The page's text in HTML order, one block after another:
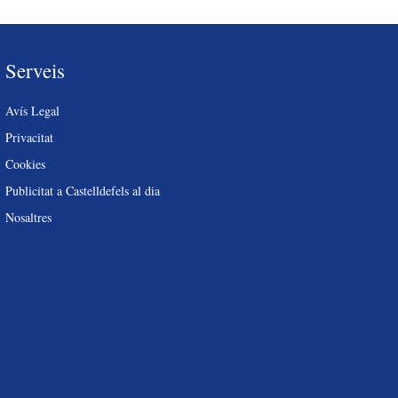
Serveis
Avís Legal
Privacitat
Cookies
Publicitat a Castelldefels al dia
Nosaltres